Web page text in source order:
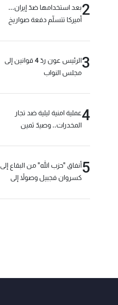
2بعد استخدامها ضدّ إيران...
أميركا تتسلّم دفعة صواريخ
3
الرئيس عون ردّ 4 قوانين إلى
مجلس النواب
4عملية امنية ليلية ضد تجار
المخدرات.. وصيدٌ ثمين
5أنفاق "حزب الله" من البقاع إلى
كسروان فجبيل وصولاً إلى